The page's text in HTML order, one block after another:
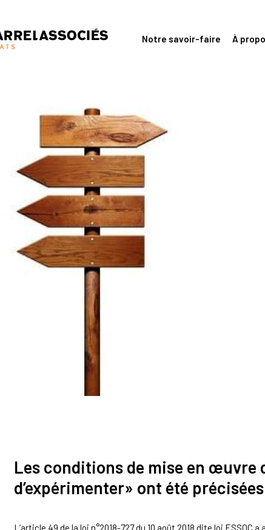
Notre savoir-faire À
Les conditions de mise en œuvre
d’expérimenter» ont été précisées
L’article 49 de la loi n°2018-727 du 10 août 2018 dite loi